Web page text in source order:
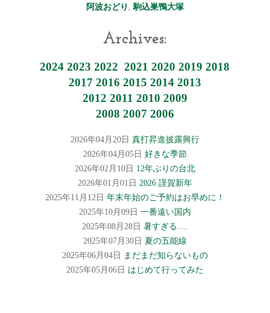
阿波おどり ,駒込巣鴨大塚
Archives:
2024 2023 2022 2021 2020 2019 2018
2017 2016 2015 2014 2013
2012 2011 2010 2009
2008 2007 2006
2026年04月20日 真打昇進披露興行
2026年04月05日 好きな季節
2026年02月10日 12年ぶりの台北
2026年01月01日 2026 謹賀新年
2025年11月12日 年末年始のご予約はお早めに！
2025年10月09日 一番遠い国内
2025年08月28日 暑すぎる….
2025年07月30日 夏の五能線
2025年06月04日 まだまだ知らないもの
2025年05月06日 はじめて行ってみた